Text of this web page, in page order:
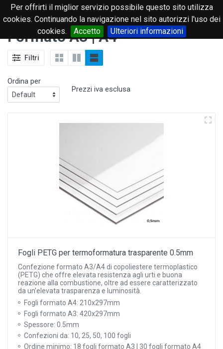
Per offrirti il miglior servizio possibile questo sito utilizza
cookies. Continuando la navigazione nel sito autorizzi l'uso dei
cookies.
Accetto Ulteriori informazioni
0
Formato A3 | A4
Filtri
Ordina per
Prezzi iva esclusa
Fogli PETG per termoformatura trasparente 0.5mm
Confezione formato A3/A4 di copoliestere termoplastico
(PETG) che offre elevata resistenza agli urti e buona
reazione alla combustione, oltre ad essere caratterizzato
da un'elevata trasparenza e luminosità.
Fogli formato A4: 210x297mm
Fogli formato A3: 420x297mm
Spessore: 0.5mm
Confezioni da: 10, 25, 50, 100 fogli
Ordine minimo: 18 fogli formato A3 | 30 fogli formato A4